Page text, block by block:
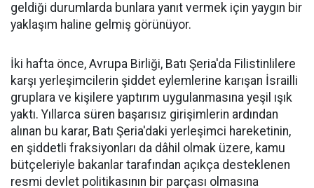
geldiği durumlarda bunlara yanıt vermek için yaygın bir
yaklaşım haline gelmiş görünüyor.
İki hafta önce, Avrupa Birliği, Batı Şeria'da Filistinlilere
karşı yerleşimcilerin şiddet eylemlerine karışan İsrailli
gruplara ve kişilere yaptırım uygulanmasına yeşil ışık
yaktı. Yıllarca süren başarısız girişimlerin ardından
alınan bu karar, Batı Şeria'daki yerleşimci hareketinin,
en şiddetli fraksiyonları da dâhil olmak üzere, kamu
bütçeleriyle bakanlar tarafından açıkça desteklenen
resmi devlet politikasının bir parçası olmasına